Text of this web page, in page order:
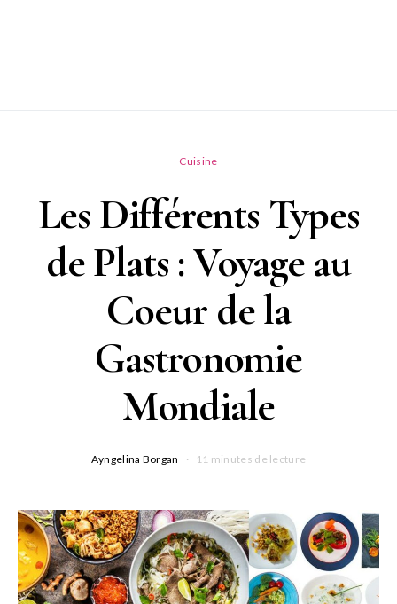
Cuisine
Les Différents Types
de Plats : Voyage au
Coeur de la
Gastronomie
Mondiale
Ayngelina Borgan 11 minutes de lecture